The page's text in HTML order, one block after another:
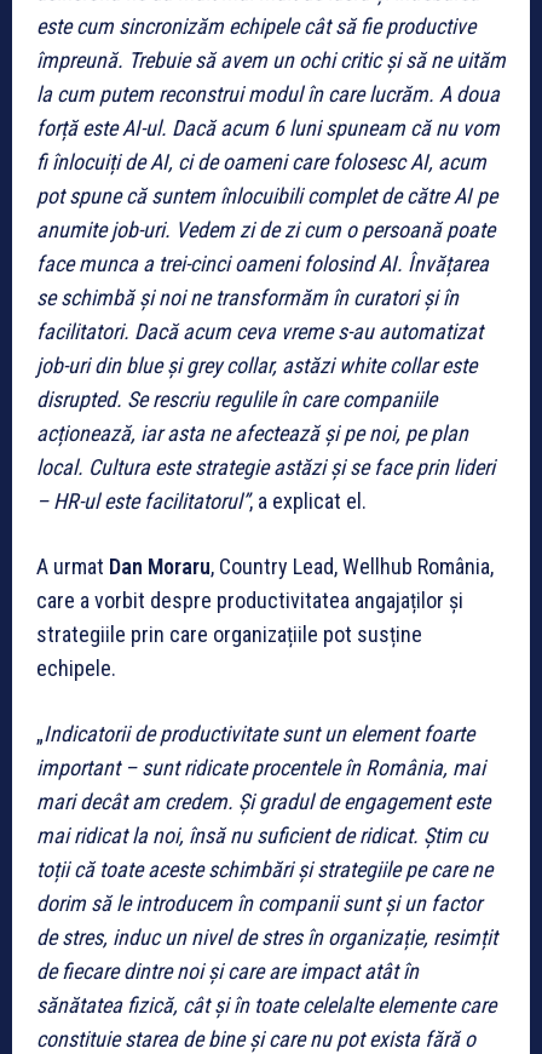
este cum sincronizăm echipele cât să fie productive
împreună. Trebuie să avem un ochi critic și să ne uităm
la cum putem reconstrui modul în care lucrăm. A doua
forță este AI-ul. Dacă acum 6 luni spuneam că nu vom
fi înlocuiți de AI, ci de oameni care folosesc AI, acum
pot spune că suntem înlocuibili complet de către AI pe
anumite job-uri. Vedem zi de zi cum o persoană poate
face munca a trei-cinci oameni folosind AI. Învățarea
se schimbă și noi ne transformăm în curatori și în
facilitatori. Dacă acum ceva vreme s-au automatizat
job-uri din blue și grey collar, astăzi white collar este
disrupted. Se rescriu regulile în care companiile
acționează, iar asta ne afectează și pe noi, pe plan
local. Cultura este strategie astăzi și se face prin lideri
– HR-ul este facilitatorul”, a explicat el.
A urmat Dan Moraru, Country Lead, Wellhub România,
care a vorbit despre productivitatea angajaților și
strategiile prin care organizațiile pot susține
echipele.
„Indicatorii de productivitate sunt un element foarte
important – sunt ridicate procentele în România, mai
mari decât am credem. Și gradul de engagement este
mai ridicat la noi, însă nu suficient de ridicat. Știm cu
toții că toate aceste schimbări și strategiile pe care ne
dorim să le introducem în companii sunt și un factor
de stres, induc un nivel de stres în organizație, resimțit
de fiecare dintre noi și care are impact atât în
sănătatea fizică, cât și în toate celelalte elemente care
constituie starea de bine și care nu pot exista fără o